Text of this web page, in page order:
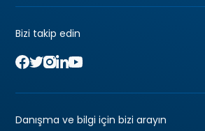
Bizi takip edin
Danışma ve bilgi için bizi arayın